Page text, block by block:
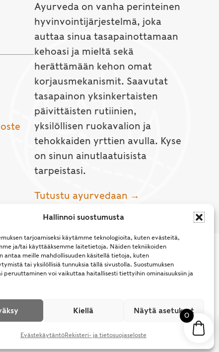
Hallinnoi suostumusta
tarjoamiseksi käytämme teknologioita, kuten evästeitä,
ja/tai käyttääksemme laitetietoja. Näiden tekniikoiden
antaa meille mahdollisuuden käsitellä tietoja, kuten
tai yksilöllisiä tunnuksia tällä sivustolla. Suostumuksen
peruuttaminen voi vaikuttaa haitallisesti tiettyihin ominaisuuksiin ja
Kiellä Näytä asetukset
EvästekäytäntöRekisteri- ja tietosuojaseloste
Ayurveda on vanha perinteinen
hyvinvointijärjestelmä, joka
auttaa sinua tasapainottamaan
kehoasi ja mieltä sekä
herättämään kehon omat
korjausmekanismit. Saavutat
tasapainon yksinkertaisten
päivittäisten rutiinien,
yksilöllisen ruokavalion ja
tehokkaiden yrttien avulla. Kyse
on sinun ainutlaatuisista
tarpeistasi.
Tutustu ayurvedaan →
Reserved.
0